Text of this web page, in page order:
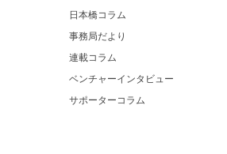
日本橋コラム
事務局だより
連載コラム
ベンチャーインタビュー
サポーターコラム